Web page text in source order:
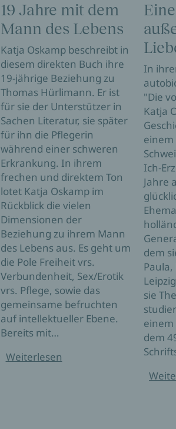
19 Jahre mit dem
Mann des Lebens
Katja Oskamp beschreibt in
diesem direkten Buch ihre
19-jährige Beziehung zu
Thomas Hürlimann. Er ist
für sie der Unterstützer in
Sachen Literatur, sie später
für ihn die Pflegerin
während einer schweren
Erkrankung. In ihrem
frechen und direktem Ton
lotet Katja Oskamp im
Rückblick die vielen
Dimensionen der
Beziehung zu ihrem Mann
des Lebens aus. Es geht um
die Pole Freiheit vrs.
Verbundenheit, Sex/Erotik
vrs. Pflege, sowie das
gemeinsame befruchten
auf intellektueller Ebene.
Bereits mit…
Weiterlesen
Eine
In
"Die
Katja
Ich-
Jahre
dem
sie
dem